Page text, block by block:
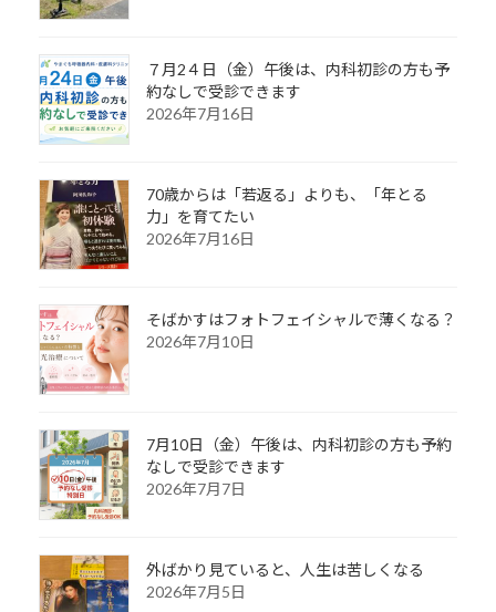
７月2４日（金）午後は、内科初診の方も予
約なしで受診できます
2026年7月16日
70歳からは「若返る」よりも、「年とる
力」を育てたい
2026年7月16日
そばかすはフォトフェイシャルで薄くなる？
2026年7月10日
7月10日（金）午後は、内科初診の方も予約
なしで受診できます
2026年7月7日
外ばかり見ていると、人生は苦しくなる
2026年7月5日